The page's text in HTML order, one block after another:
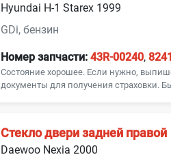
Hyundai H-1 Starex 1999
GDi, бензин
Номер запчасти: 43R-00240,
Состояние хорошее. Если нужно,
документы для получения страховки.
Стекло двери задней правой
Daewoo Nexia 2000